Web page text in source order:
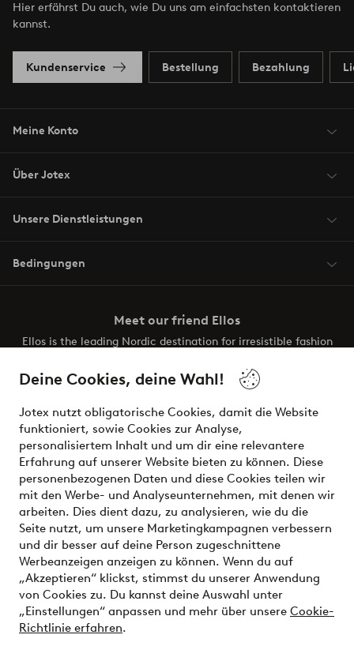
Deine Cookies, deine Wahl!
Jotex nutzt obligatorische Cookies, damit die Website
funktioniert, sowie Cookies zur Analyse,
personalisiertem Inhalt und um dir eine relevantere
Erfahrung auf unserer Website bieten zu können. Diese
personenbezogenen Daten und diese Cookies teilen wir
mit den Werbe- und Analyseunternehmen, mit denen wir
arbeiten. Dies dient dazu, zu analysieren, wie du die
Seite nutzt, um unsere Marketingkampagnen verbessern
und dir besser auf deine Person zugeschnittene
Werbeanzeigen anzeigen zu können. Wenn du auf
„Akzeptieren“ klickst, stimmst du unserer Anwendung
von Cookies zu. Du kannst deine Auswahl unter
„Einstellungen“ anpassen und mehr über unsere Cookie-
Richtlinie erfahren.
Hier erfährst Du auch, wie Du uns am einfachsten kontaktieren
kannst.
Kundenservice Bestellung Bezahlung
Meine Konto
Über Jotex
Unsere Dienstleistungen
Bedingungen
Meet our friend Ellos
Ellos is the leading Nordic destination for irresistible fashion
the latest trends, curated to make finding your next look
effortless. It’s all here.
Visit Ellos
Sichere Zahlungen - Jetzt bezahlen oder aufteilen
Möchtest du mehr über unsere
Zahlungsmöglichkeitenerfahren?